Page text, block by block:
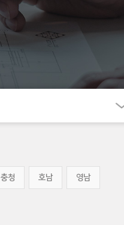
충청 호남 영남